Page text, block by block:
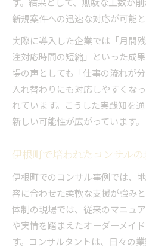
新規案件への迅速な対応が可能と
実際に導入した企業では「月間
注対応時間の短縮」といった成
場の声としても「仕事の流れが
入れ替わりにも対応しやすくな
れています。こうした実践知を
新しい可能性が広がっています。
伊根町で培われたコンサル
伊根町でのコンサル事例では、
容に合わせた柔軟な支援が強み
体制の現場では、従来のマニュ
や実情を踏まえたオーダーメイ
す。コンサルタントは、日々の